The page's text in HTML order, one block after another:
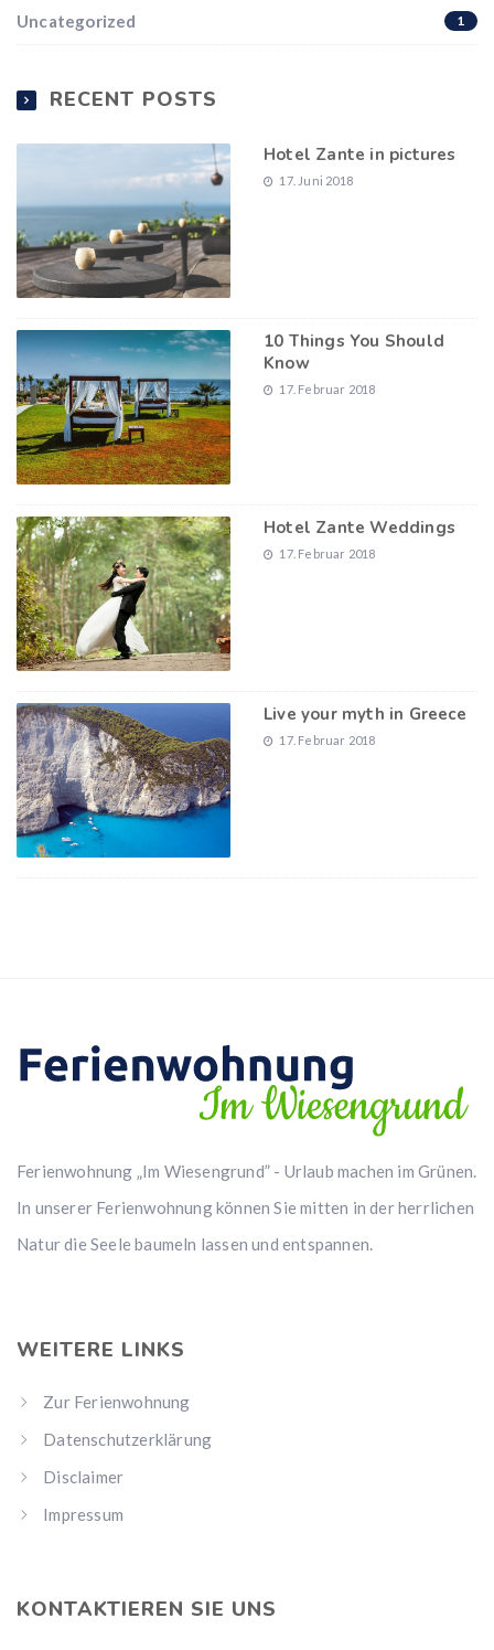
Uncategorized 1
RECENT POSTS
Hotel Zante in pictures
17. Juni 2018
10 Things You Should
Know
17. Februar 2018
Hotel Zante Weddings
17. Februar 2018
Live your myth in Greece
17. Februar 2018
Ferienwohnung „Im Wiesengrund” - Urlaub machen im Grünen.
In unserer Ferienwohnung können Sie mitten in der herrlichen
Natur die Seele baumeln lassen und entspannen.
WEITERE LINKS
Zur Ferienwohnung
Datenschutzerklärung
Disclaimer
Impressum
KONTAKTIEREN SIE UNS